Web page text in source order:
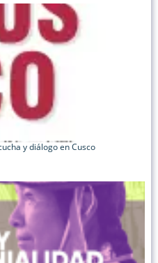
y diálogo en Cusco